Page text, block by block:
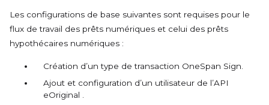
Les configurations de base suivantes sont requises pour le
flux de travail des prêts numériques et celui des prêts
hypothécaires numériques :
Création d’un type de transaction OneSpan Sign.
Ajout et configuration d’un utilisateur de l’API
eOriginal